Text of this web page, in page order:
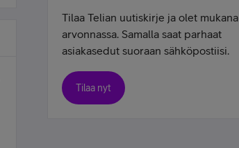
Tilaa Telian uutiskirje ja olet mukana
arvonnassa. Samalla saat parhaat
asiakasedut suoraan sähköpostiisi.
Tilaa nyt